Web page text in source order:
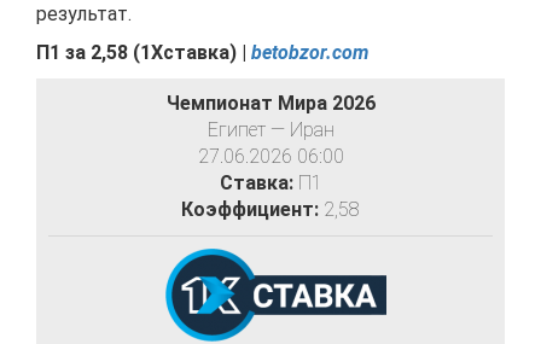
результат.
П1 за 2,58 (1Хставка) | betobzor.com
Чемпионат Мира 2026
Египет — Иран
27.06.2026 06:00
Ставка:П1
Коэффициент: 2,58